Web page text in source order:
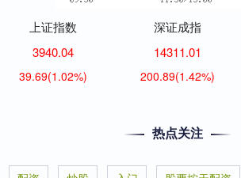
上证指数
3940.04
39.69(1.02%)
深证成指
14311.01
200.89(1.42%)
热点关注